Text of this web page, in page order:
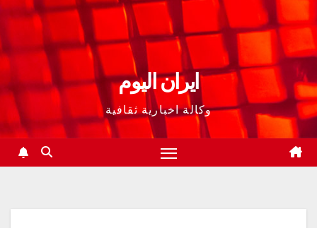
ايران اليوم
وكالة اخبارية ثقافية